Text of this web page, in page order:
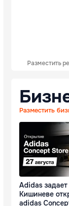
Разместить
Разместить
Adidas
Кишиневе
adidas